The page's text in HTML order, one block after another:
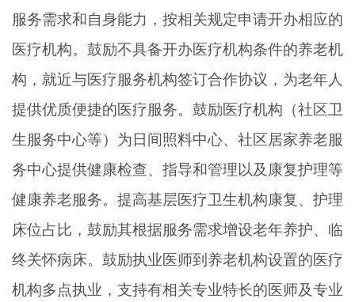
服务需求和自身能力，按相关规定申请开办相应的
医疗机构。鼓励不具备开办医疗机构条件的养老机
构，就近与医疗服务机构签订合作协议，为老年人
提供优质便捷的医疗服务。鼓励医疗机构（社区卫
生服务中心等）为日间照料中心、社区居家养老服
务中心提供健康检查、指导和管理以及康复护理等
健康养老服务。提高基层医疗卫生机构康复、护理
床位占比，鼓励其根据服务需求增设老年养护、临
终关怀病床。鼓励执业医师到养老机构设置的医疗
机构多点执业，支持有相关专业特长的医师及专业